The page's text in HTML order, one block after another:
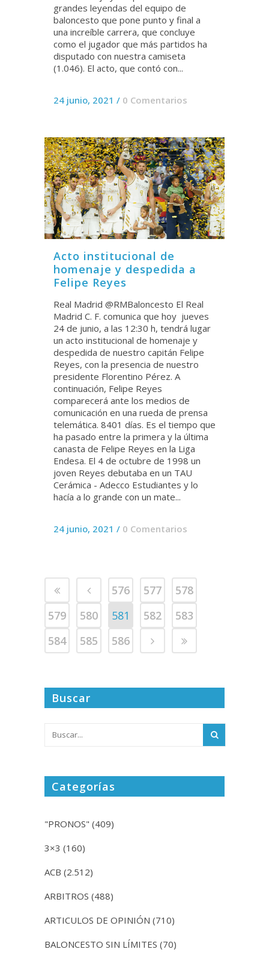
grandes leyendas del equipo de
baloncesto que pone punto y final a
una increíble carrera, que concluye
como el jugador que más partidos ha
disputado con nuestra camiseta
(1.046). El acto, que contó con...
24 junio, 2021 / 0 Comentarios
Acto institucional de
homenaje y despedida a
Felipe Reyes
Real Madrid @RMBaloncesto El Real
Madrid C. F. comunica que hoy jueves
24 de junio, a las 12:30 h, tendrá lugar
un acto institucional de homenaje y
despedida de nuestro capitán Felipe
Reyes, con la presencia de nuestro
presidente Florentino Pérez. A
continuación, Felipe Reyes
comparecerá ante los medios de
comunicación en una rueda de prensa
telemática. 8401 días. Es el tiempo que
ha pasado entre la primera y la última
canasta de Felipe Reyes en la Liga
Endesa. El 4 de octubre de 1998 un
joven Reyes debutaba en un TAU
Cerámica - Adecco Estudiantes y lo
hacía a lo grande con un mate...
24 junio, 2021 / 0 Comentarios
576 577
578
579
580 581 582
583
584
585 586
Buscar
Categorías
"PRONOS" (409)
3×3 (160)
ACB (2.512)
ARBITROS (488)
ARTICULOS DE OPINIÓN (710)
BALONCESTO SIN LÍMITES (70)